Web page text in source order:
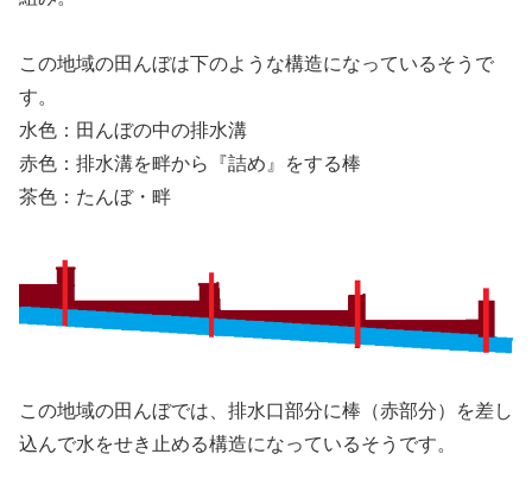
この地域の田んぼは下のような構造になっているそうで
す。
水色：田んぼの中の排水溝
赤色：排水溝を畔から『詰め』をする棒
茶色：たんぼ・畔
この地域の田んぼでは、排水口部分に棒（赤部分）を差し
込んで水をせき止める構造になっているそうです。